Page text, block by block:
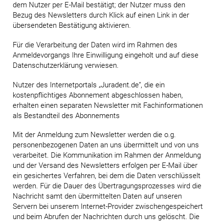
dem Nutzer per E-Mail bestätigt; der Nutzer muss den
Bezug des Newsletters durch Klick auf einen Link in der
übersendeten Bestätigung aktivieren.
Für die Verarbeitung der Daten wird im Rahmen des
Anmeldevorgangs Ihre Einwilligung eingeholt und auf diese
Datenschutzerklärung verwiesen.
Nutzer des Internetportals „Juradent.de“, die ein
kostenpflichtiges Abonnement abgeschlossen haben,
erhalten einen separaten Newsletter mit Fachinformationen
als Bestandteil des Abonnements
Mit der Anmeldung zum Newsletter werden die o.g.
personenbezogenen Daten an uns übermittelt und von uns
verarbeitet. Die Kommunikation im Rahmen der Anmeldung
und der Versand des Newsletters erfolgen per E-Mail über
ein gesichertes Verfahren, bei dem die Daten verschlüsselt
werden. Für die Dauer des Übertragungsprozesses wird die
Nachricht samt den übermittelten Daten auf unseren
Servern bei unserem Internet-Provider zwischengespeichert
und beim Abrufen der Nachrichten durch uns gelöscht. Die